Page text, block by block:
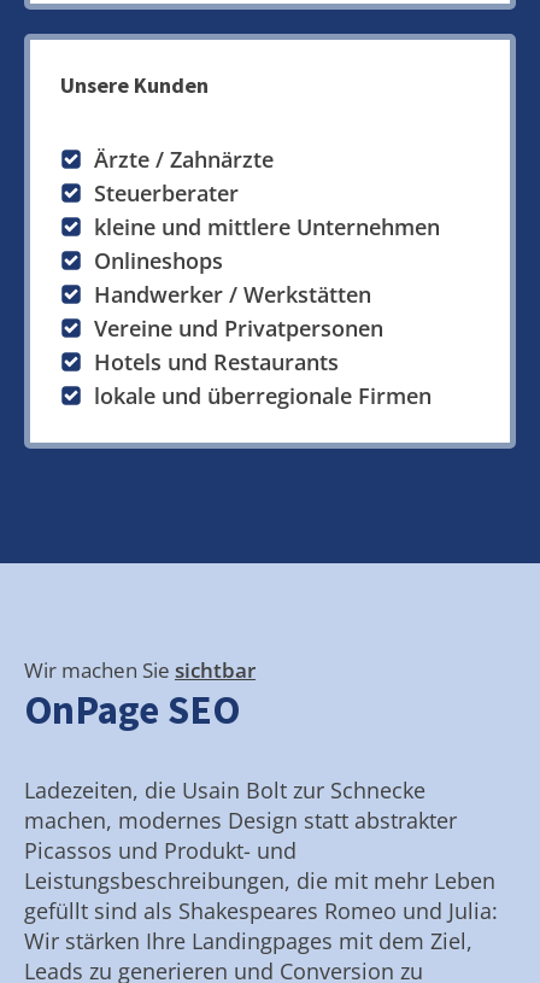
Unsere Kunden
Ärzte / Zahnärzte
Steuerberater
kleine und mittlere Unternehmen
Onlineshops
Handwerker / Werkstätten
Vereine und Privatpersonen
Hotels und Restaurants
lokale und überregionale Firmen
Wir machen Sie sichtbar
OnPage SEO
Ladezeiten, die Usain Bolt zur Schnecke
machen, modernes Design statt abstrakter
Picassos und Produkt- und
Leistungsbeschreibungen, die mit mehr Leben
gefüllt sind als Shakespeares Romeo und Julia:
Wir stärken Ihre Landingpages mit dem Ziel,
Leads zu generieren und Conversion zu